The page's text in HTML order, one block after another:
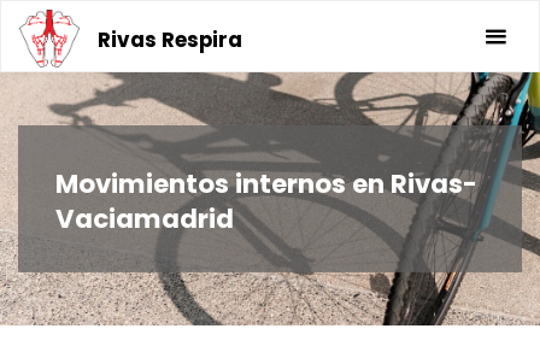
Saltar
contenido
Rivas Respira
Movimientos internos en Rivas-
Vaciamadrid